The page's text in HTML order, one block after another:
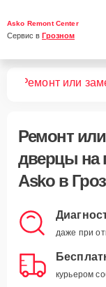
Asko Remont Center
Сервис в Грозном
Ремонт или
Ремонт
дверцы на
Asko в
даже при
курьером